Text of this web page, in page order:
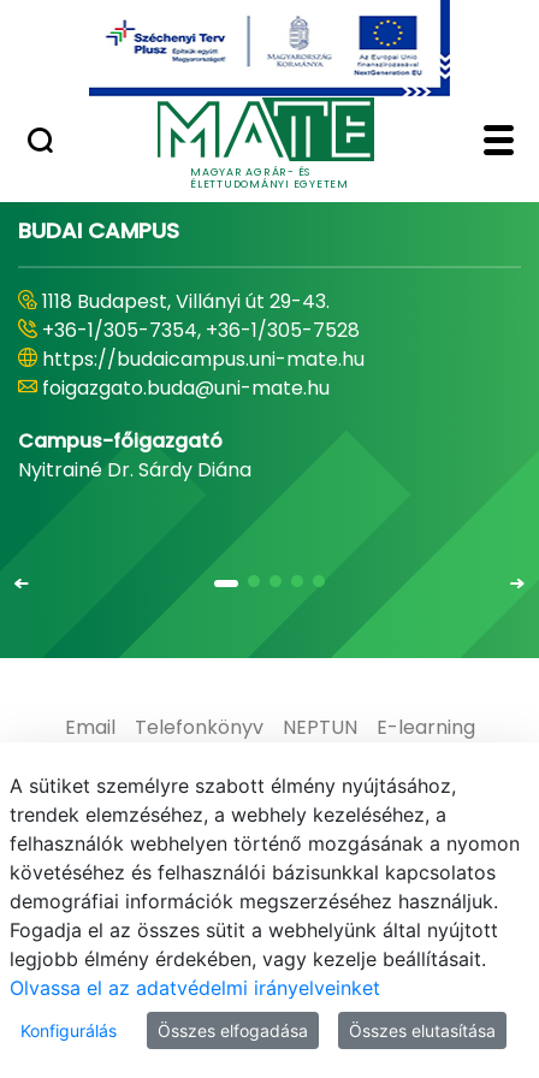
Ugrás a fő tartalomhoz
MAGYAR AGRÁR- ÉS
ÉLETTUDOMÁNYI EGYETEM
Minőségügy
Home - Magyar
BUDAI CAMPUS
1118 Budapest, Villányi út 29-43.
+36-1/305-7354, +36-1/305-7528
https://budaicampus.uni-mate.hu
foigazgato.buda@uni-mate.hu
Campus-főigazgató
Nyitrainé Dr. Sárdy Diána
Email Telefonkönyv NEPTUN
E-learning
Médiaközpont
Informatikai Igazgatóság
Adatvédelem
© MATE 2021
A sütiket személyre szabott élmény nyújtásához,
trendek elemzéséhez, a webhely kezeléséhez, a
felhasználók webhelyen történő mozgásának a nyomon
követéséhez és felhasználói bázisunkkal kapcsolatos
demográfiai információk megszerzéséhez használjuk.
Fogadja el az összes sütit a webhelyünk által nyújtott
legjobb élmény érdekében, vagy kezelje beállításait.
Olvassa el az adatvédelmi irányelveinket
Konfigurálás Összes elfogadása Összes elutasítása